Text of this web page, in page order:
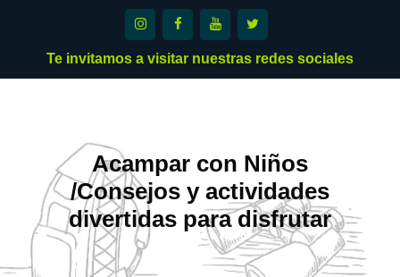
contenidoTe invitamos a visitar nuestras redes sociales
Acampar con Niños
/Consejos y actividades
divertidas para disfrutar